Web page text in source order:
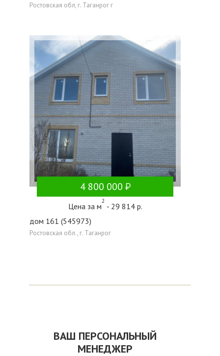
Ростовская обл, г. Таганрог г
4 800 000
Цена за м
2
- 29 814 р.
дом 161 (545973)
Ростовская обл., г. Таганрог
ВАШ ПЕРСОНАЛЬНЫЙ
МЕНЕДЖЕР